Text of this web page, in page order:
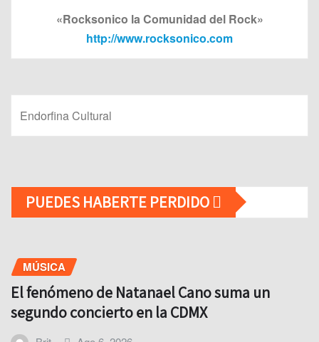
«Rocksonico la Comunidad del Rock»
http://www.rocksonico.com
Endorfina Cultural
PUEDES HABERTE PERDIDO
MÚSICA
El fenómeno de Natanael Cano suma un
segundo concierto en la CDMX